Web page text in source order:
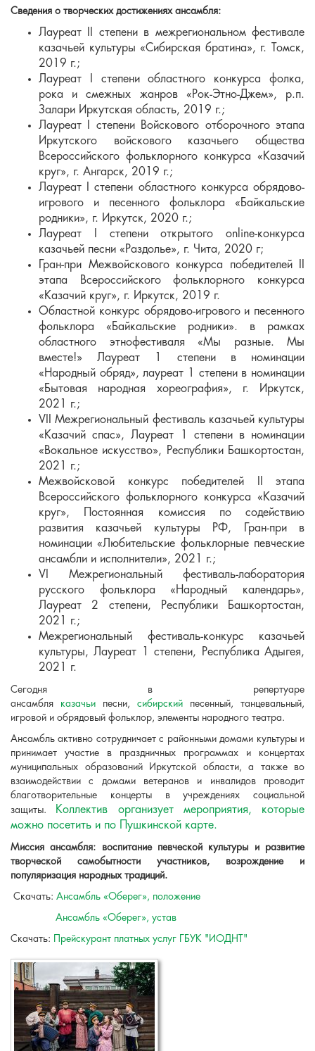
Сведения о творческих достижениях ансамбля:
Лауреат II степени в межрегиональном фестивале
казачьей культуры «Сибирская братина», г. Томск,
2019 г.;
Лауреат I степени областного конкурса фолка,
рока и смежных жанров «Рок-Этно-Джем», р.п.
Залари Иркутская область, 2019 г.;
Лауреат I степени Войскового отборочного этапа
Иркутского войскового казачьего общества
Всероссийского фольклорного конкурса «Казачий
круг», г. Ангарск, 2019 г.;
Лауреат I степени областного конкурса обрядово-
игрового и песенного фольклора «Байкальские
родники», г. Иркутск, 2020 г.;
Лауреат I степени открытого online-конкурса
казачьей песни «Раздолье», г. Чита, 2020 г;
Гран-при Межвойскового конкурса победителей II
этапа Всероссийского фольклорного конкурса
«Казачий круг», г. Иркутск, 2019 г.
Областной конкурс обрядово-игрового и песенного
фольклора «Байкальские родники». в рамках
областного этнофестиваля «Мы разные. Мы
вместе!» Лауреат 1 степени в номинации
«Народный обряд», лауреат 1 степени в номинации
«Бытовая народная хореография», г. Иркутск,
2021 г.;
VII Межрегиональный фестиваль казачьей культуры
«Казачий спас», Лауреат 1 степени в номинации
«Вокальное искусство», Республики Башкортостан,
2021 г.;
Межвойсковой конкурс победителей II этапа
Всероссийского фольклорного конкурса «Казачий
круг», Постоянная комиссия по содействию
развития казачьей культуры РФ, Гран-при в
номинации «Любительские фольклорные певческие
ансамбли и исполнители», 2021 г.;
VI Межрегиональный фестиваль-лаборатория
русского фольклора «Народный календарь»,
Лауреат 2 степени, Республики Башкортостан,
2021 г.;
Межрегиональный фестиваль-конкурс казачьей
культуры, Лауреат 1 степени, Республика Адыгея,
2021 г.
Сегодня в репертуаре
ансамбля казачьи песни, сибирский песенный, танцевальный,
игровой и обрядовый фольклор, элементы народного театра.
Ансамбль активно сотрудничает с районными домами культуры и
принимает участие в праздничных программах и концертах
муниципальных образований Иркутской области, а также во
взаимодействии с домами ветеранов и инвалидов проводит
благотворительные концерты в учреждениях социальной
защиты.
Коллектив организует мероприятия, которые
можно посетить и по Пушкинской карте.
Миссия ансамбля: воспитание певческой культуры и развитие
творческой самобытности участников, возрождение и
популяризация народных традиций.
Скачать: Ансамбль «Оберег», положение
Ансамбль «Оберег», устав
Скачать:
Прейскурант платных услуг ГБУК "ИОДНТ"